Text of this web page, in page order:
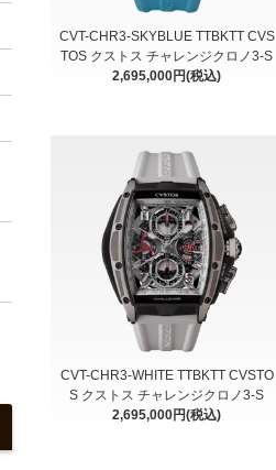
CVT-CHR3-SKYBLUE TTBKTT CVS
TOS クストス チャレンジクロノ3-S
2,695,000円(税込)
CVT-CHR3-WHITE TTBKTT CVSTO
S クストス チャレンジクロノ3-S
2,695,000円(税込)